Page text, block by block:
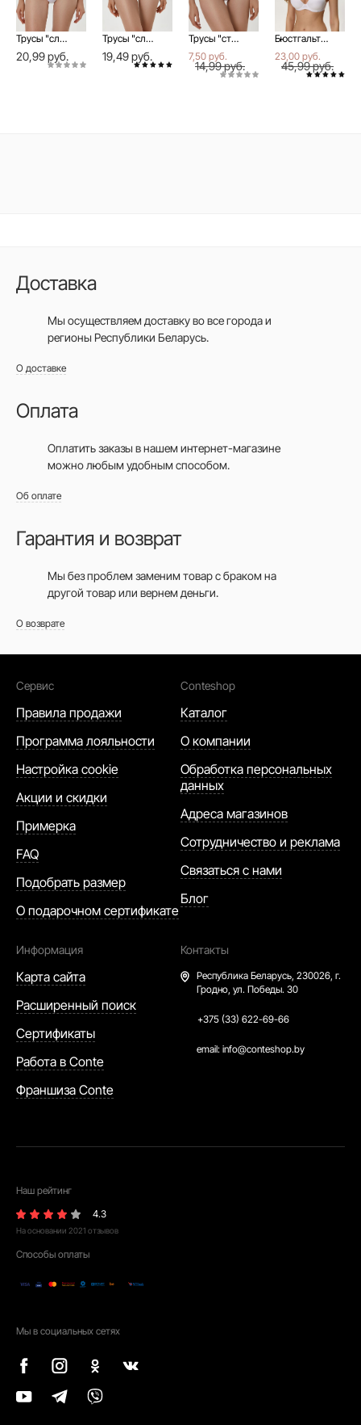
Трусы "слип" DAY BY DAY RP0001
20,99 руб.
Трусы "слип" DAY BY DAY RP0002
19,49 руб.
Трусы "стринг" DAY BY DAY RP0003
7,50 руб.
14,99 руб.
Бюстгальтер женский DAY BY DAY RB0005 белый
23,00 руб.
45,99 руб.
Доставка
Мы осуществляем доставку во все городаи
регионы Республики Беларусь.
О доставке
Оплата
Оплатить заказы в нашем интернет-магазине
можно любым удобным способом.
Об оплате
Гарантия и возврат
Мы без проблем заменим товар с браком на
другой товар или вернем деньги.
О возврате
Сервис
Правила продажи
Программа лояльности
Настройка cookie
Акции и скидки
Примерка
FAQ
Подобрать размер
О подарочном сертификате
Conteshop
Каталог
О компании
Обработка персональных
данных
Адреса магазинов
Сотрудничество и реклама
Связаться с нами
Блог
Информация
Карта сайта
Расширенный поиск
Сертификаты
Работа в Conte
Франшиза Conte
Контакты
Республика Беларусь, 230026, г.
Гродно, ул. Победы. 30
+375 (33) 622-69-66
email: info@conteshop.by
Наш рейтинг
4.3
На основании 2021 отзывов
Способы оплаты
Мы в социальных сетях